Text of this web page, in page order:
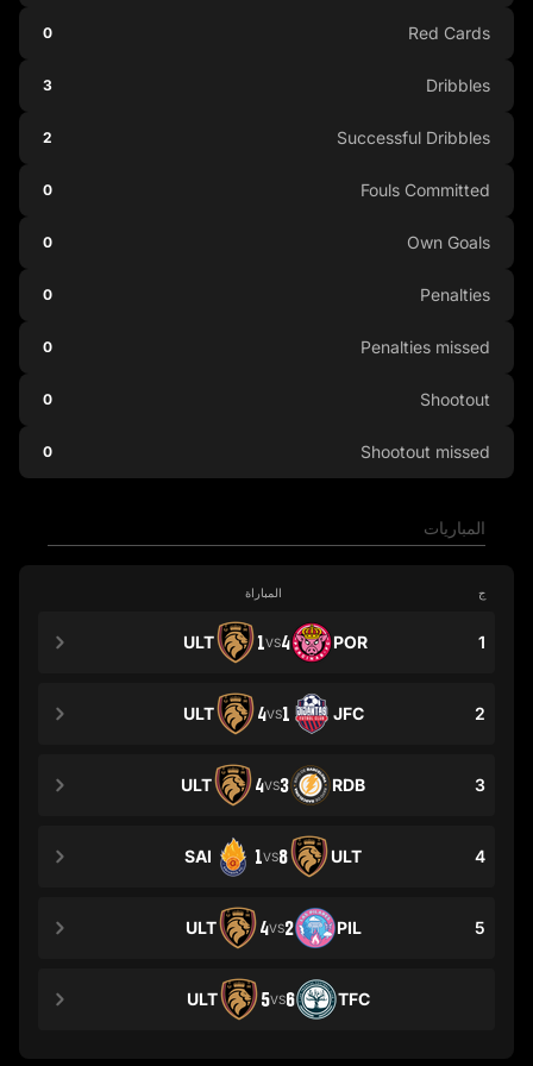
المباريات
ج المباراة
1
POR
4
VS
1
ULT
2
JFC
1
VS
4
ULT
3
RDB
3
VS
4
ULT
4
ULT
8
VS
1
SAI
5
PIL
2
VS
4
ULT
TFC
6
VS
5
ULT
Red Cards
0
Dribbles
3
Successful Dribbles
2
Fouls Committed
0
Own Goals
0
Penalties
0
Penalties missed
0
Shootout
0
Shootout missed
0